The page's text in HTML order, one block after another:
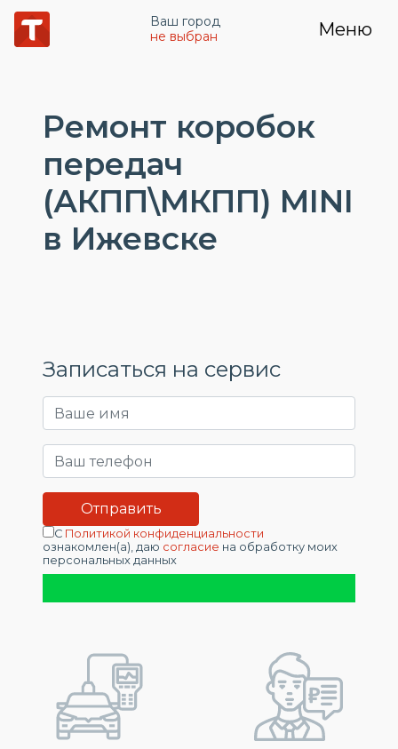
Ваш город
не выбран
Меню
Ремонт коробок
передач
(АКПП\МКПП) MINI
в Ижевске
Записаться на сервис
С Политикой конфиденциальности
ознакомлен(а), даю согласие на обработку моих
персональных данных